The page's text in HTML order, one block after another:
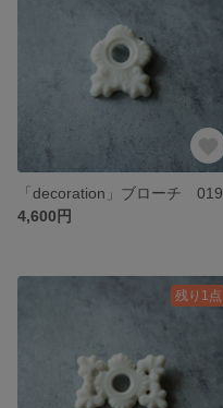
「decoration」ブローチ 019
4,600円
残り1点